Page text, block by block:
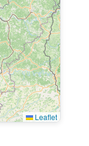
Leaflet